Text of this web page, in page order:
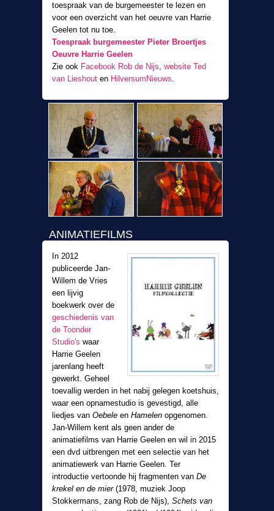
toespraak van de burgemeester te lezen en
voor een overzicht van het oeuvre van Harrie
Geelen tot nu toe.
Toespraak burgemeester Pieter Broertjes
Oeuvre Harrie Geelen
Zie ook Facebook Rob de Nijs, website Ted
van Lieshout en HilversumNieuws.
ANIMATIEFILMS
In 2012
publiceerde Jan-
Willem de Vries
een lijvig
boekwerk over de
geschiedenis van
de Toonder
Studio's waar
Harrie Geelen
jarenlang heeft
gewerkt. Geheel
toevallig werden in het nabij gelegen koetshuis,
waar een opnamestudio is gevestigd, alle
liedjes van Oebele en Hamelen opgenomen.
Jan-Willem kent als geen ander de
animatiefilms van Harrie Geelen en wil in 2015
een dvd uitbrengen met een selectie van het
animatiewerk van Harrie Geelen. Ter
introductie vertoonde hij fragmenten van De
krekel en de mier(1978, muziek Joop
Stokkermans, zang Rob de Nijs), Schets van